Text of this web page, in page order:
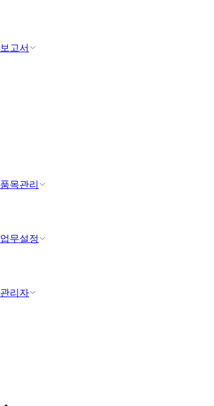
보고서
품목관리
업무설정
관리자